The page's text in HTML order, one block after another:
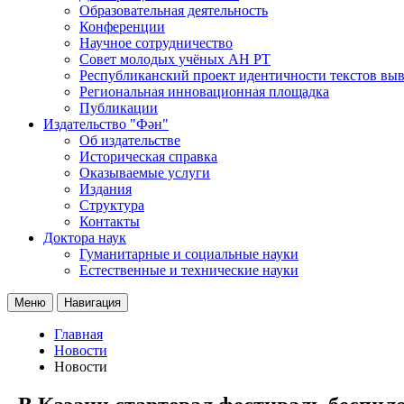
Образовательная деятельность
Конференции
Научное сотрудничество
Совет молодых учёных АН РТ
Республиканский проект идентичности текстов
Региональная инновационная площадка
Публикации
Издательство "Фән"
Об издательстве
Историческая справка
Оказываемые услуги
Издания
Структура
Контакты
Доктора наук
Гуманитарные и социальные науки
Естественные и технические науки
Меню Навигация
Главная
Новости
Новости